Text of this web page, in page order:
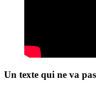
Un texte qui ne va